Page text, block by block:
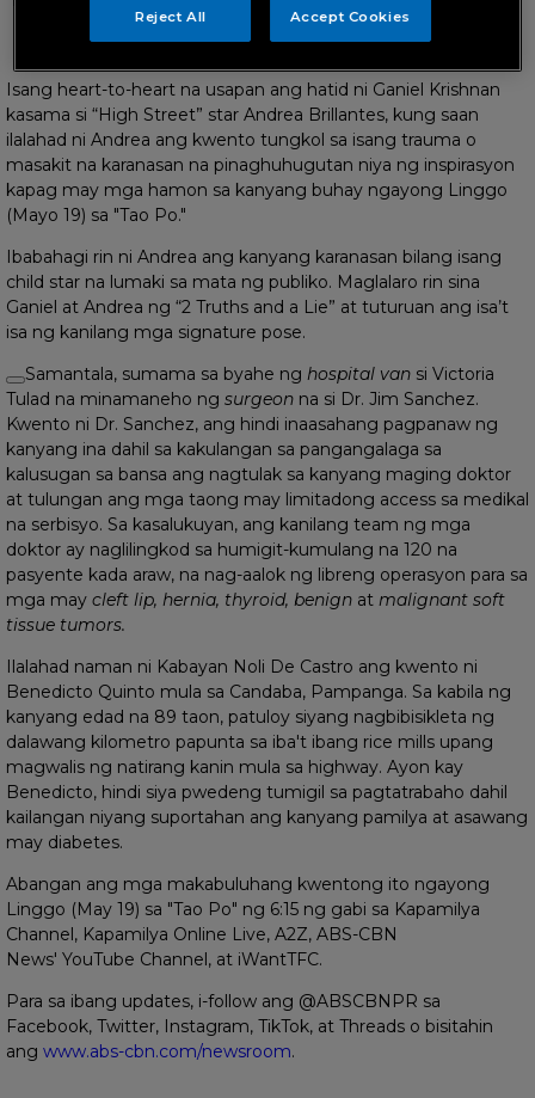
Tampok din ang isang doctor-on-wheels surgeon
Isang heart-to-heart na usapan ang hatid ni Ganiel Krishnan
kasama si “High Street” star Andrea Brillantes, kung saan
ilalahad ni Andrea ang kwento tungkol sa isang trauma o
masakit na karanasan na pinaghuhugutan niya ng inspirasyon
kapag may mga hamon sa kanyang buhay ngayong Linggo
(Mayo 19) sa "Tao Po."
Ibabahagi rin ni Andrea ang kanyang karanasan bilang isang
child star na lumaki sa mata ng publiko. Maglalaro rin sina
Ganiel at Andrea ng “2 Truths and a Lie” at tuturuan ang isa’t
isa ng kanilang mga signature pose.
Samantala, sumama sa byahe ng hospital van si Victoria
Tulad na minamaneho ng surgeon na si Dr. Jim Sanchez.
Kwento ni Dr. Sanchez, ang hindi inaasahang pagpanaw ng
kanyang ina dahil sa kakulangan sa pangangalaga sa
kalusugan sa bansa ang nagtulak sa kanyang maging doktor
at tulungan ang mga taong may limitadong access sa medikal
na serbisyo. Sa kasalukuyan, ang kanilang team ng mga
doktor ay naglilingkod sa humigit-kumulang na 120 na
pasyente kada araw, na nag-aalok ng libreng operasyon para sa
mga may cleft lip, hernia, thyroid, benign at malignant soft
tissue tumors.
Ilalahad naman ni Kabayan Noli De Castro ang kwento ni
Benedicto Quinto mula sa Candaba, Pampanga. Sa kabila ng
kanyang edad na 89 taon, patuloy siyang nagbibisikleta ng
dalawang kilometro papunta sa iba't ibang rice mills upang
magwalis ng natirang kanin mula sa highway. Ayon kay
Benedicto, hindi siya pwedeng tumigil sa pagtatrabaho dahil
kailangan niyang suportahan ang kanyang pamilya at asawang
may diabetes.
Abangan ang mga makabuluhang kwentong ito ngayong
Linggo (May 19) sa "Tao Po" ng 6:15 ng gabi sa Kapamilya
Channel, Kapamilya Online Live, A2Z, ABS-CBN
News' YouTube Channel, at iWantTFC.
Para sa ibang updates, i-follow ang @ABSCBNPR sa
Facebook, Twitter, Instagram, TikTok, at Threads o bisitahin
ang www.abs-cbn.com/newsroom.
Reject All Accept Cookies